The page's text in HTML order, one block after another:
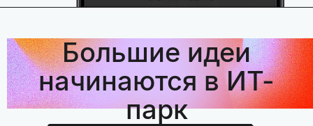
Большие идеи
начинаются в ИТ-
парк